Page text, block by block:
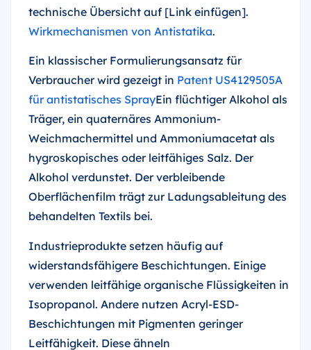
technische Übersicht auf [Link einfügen].
Wirkmechanismen von Antistatika.
Ein klassischer Formulierungsansatz für
Verbraucher wird gezeigt in Patent US4129505A
für antistatisches SprayEin flüchtiger Alkohol als
Träger, ein quaternäres Ammonium-
Weichmachermittel und Ammoniumacetat als
hygroskopisches oder leitfähiges Salz. Der
Alkohol verdunstet. Der verbleibende
Oberflächenfilm trägt zur Ladungsableitung des
behandelten Textils bei.
Industrieprodukte setzen häufig auf
widerstandsfähigere Beschichtungen. Einige
verwenden leitfähige organische Flüssigkeiten in
Isopropanol. Andere nutzen Acryl-ESD-
Beschichtungen mit Pigmenten geringer
Leitfähigkeit. Diese ähneln